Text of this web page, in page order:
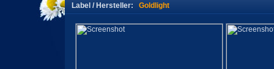
Label / Hersteller: Goldlight